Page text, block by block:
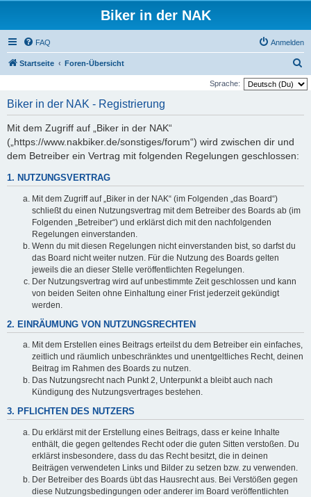
Biker in der NAK
FAQ Anmelden
Startseite Foren-Übersicht
u
Sprache:
Biker in der NAK - Registrierung
Mit dem Zugriff auf „Biker in der NAK“
(„https://www.nakbiker.de/sonstiges/forum“) wird zwischen dir und
dem Betreiber ein Vertrag mit folgenden Regelungen geschlossen:
1. NUTZUNGSVERTRAG
Mit dem Zugriff auf „Biker in der NAK“ (im Folgenden „das Board“)
schließt du einen Nutzungsvertrag mit dem Betreiber des Boards ab (im
Folgenden „Betreiber“) und erklärst dich mit den nachfolgenden
Regelungen einverstanden.
Wenn du mit diesen Regelungen nicht einverstanden bist, so darfst du
das Board nicht weiter nutzen. Für die Nutzung des Boards gelten
jeweils die an dieser Stelle veröffentlichten Regelungen.
Der Nutzungsvertrag wird auf unbestimmte Zeit geschlossen und kann
von beiden Seiten ohne Einhaltung einer Frist jederzeit gekündigt
werden.
2. EINRÄUMUNG VON NUTZUNGSRECHTEN
Mit dem Erstellen eines Beitrags erteilst du dem Betreiber ein einfaches,
zeitlich und räumlich unbeschränktes und unentgeltliches Recht, deinen
Beitrag im Rahmen des Boards zu nutzen.
Das Nutzungsrecht nach Punkt 2, Unterpunkt a bleibt auch nach
Kündigung des Nutzungsvertrages bestehen.
3. PFLICHTEN DES NUTZERS
Du erklärst mit der Erstellung eines Beitrags, dass er keine Inhalte
enthält, die gegen geltendes Recht oder die guten Sitten verstoßen. Du
erklärst insbesondere, dass du das Recht besitzt, die in deinen
Beiträgen verwendeten Links und Bilder zu setzen bzw. zu verwenden.
Der Betreiber des Boards übt das Hausrecht aus. Bei Verstößen gegen
diese Nutzungsbedingungen oder anderer im Board veröffentlichten